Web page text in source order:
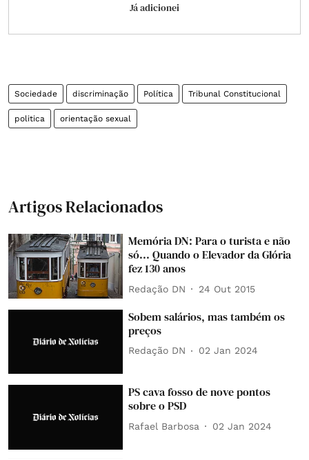
Já adicionei
Sociedade discriminação Política Tribunal Constitucional
politica orientação sexual
Artigos Relacionados
Memória DN: Para o turista e não
só... Quando o Elevador da Glória
fez 130 anos
Redação DN 24 Out 2015
Sobem salários, mas também os
preços
Redação DN 02 Jan 2024
PS cava fosso de nove pontos
sobre o PSD
Rafael Barbosa 02 Jan 2024